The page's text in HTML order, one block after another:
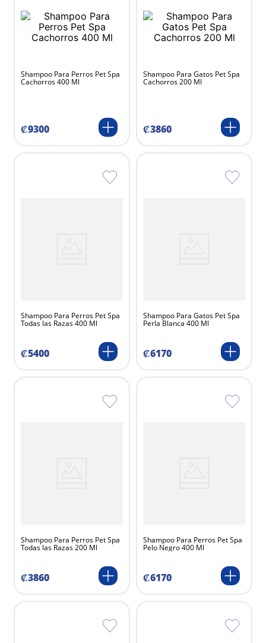
Shampoo Para Perros Pet Spa
Cachorros 400 Ml
₡9300
Shampoo Para Gatos Pet Spa
Cachorros 200 Ml
₡3860
Shampoo Para Perros Pet Spa
Todas las Razas 400 Ml
₡5400
Shampoo Para Gatos Pet Spa
Perla Blanca 400 Ml
₡6170
Shampoo Para Perros Pet Spa
Todas las Razas 200 Ml
₡3860
Shampoo Para Perros Pet Spa
Pelo Negro 400 Ml
₡6170